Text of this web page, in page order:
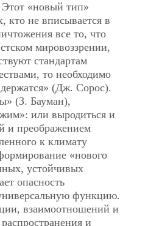
Этот «новый тип»
кто не вписывается в
все то, что
мировоззрении,
стандартам
то необходимо
держатся» (Дж. Сорос).
(З. Бауман),
или выродиться и
и преображением
к климату
«нового
устойчивых
опасность
функцию.
взаимоотношений и
и